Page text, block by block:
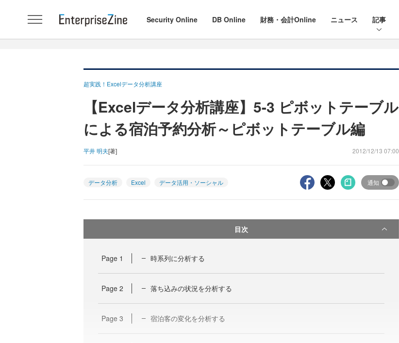
Security Online DB Online 財務・会計Online ニュース 記事
超実践！Excelデータ分析講座
【Excelデータ分析講座】5-3 ピボットテーブル
による宿泊予約分析～ピボットテーブル編
平井 明夫[著] 2012/12/13 07:00
データ分析 Excel データ活用・ソーシャル 通知
目次
Page 1 時系列に分析する
Page 2 落ち込みの状況を分析する
Page 3 宿泊客の変化を分析する